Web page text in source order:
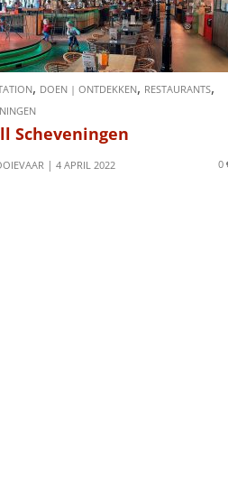
, DOEN | ONTDEKKEN, RESTAURANTS,
Scheveningen
4 APRIL 2022 0